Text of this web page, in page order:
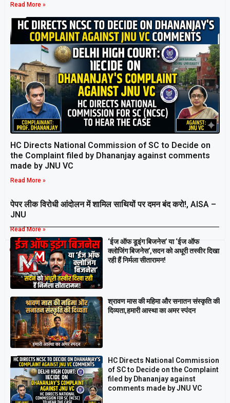
Read More »
HC Directs National Commission of SC to Decide on
the Complaint filed by Dhananjay against comments
made by JNU VC
Read More »
पेपर लीक विरोधी आंदोलन में शामिल साथियों पर दमन बंद करो!, AISA –
JNU
Read More »
Breaking
‘ईज ऑफ डूइंग बिजनेस’ या ‘ईज ऑफ
क्लोजिंग बिजनेस’,सदन को अधूरी तस्वीर दिखा
रही हैं निर्मला सीतारामन!
श्रावण मास की महिमा और सनातन संस्कृति की
दिव्यता,हमारी आस्था का अमर स्पंदन
HC Directs National Commission
of SC to Decide on the Complaint
filed by Dhananjay against
comments made by JNU VC